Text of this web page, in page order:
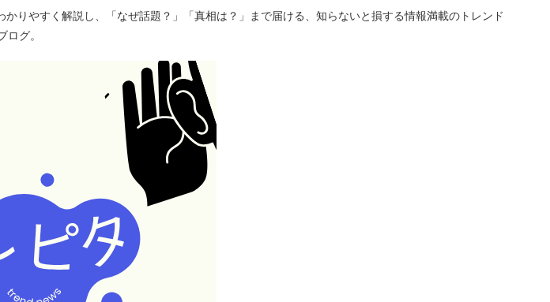
りやすく解説し、「なぜ話題？」「真相は？」まで届ける、知らないと損する情報満載のトレンド
ログ。